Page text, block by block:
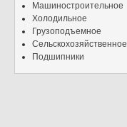
Машиностроительное
Холодильное
Грузоподъемное
Сельскохозяйственное
Подшипники